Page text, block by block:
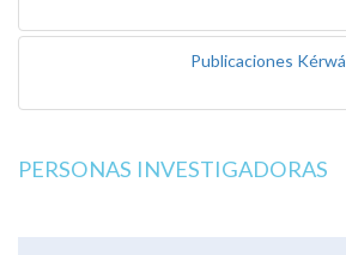
Publicaciones Kérwá
PERSONAS INVESTIGADORAS